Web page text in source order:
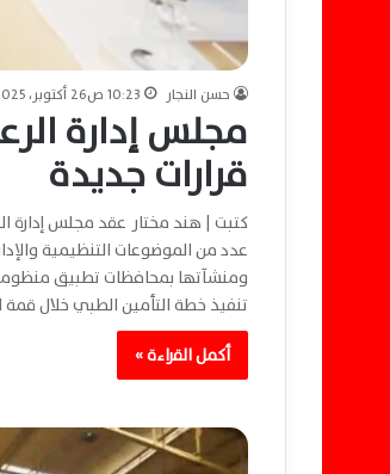
حسن النجار 10:23 ص26 أكتوبر، 2025
مجلس إدارة
قرارات جديدة
عدد من الموضوعات التنظيمية
ومنشآتها بمحافظات تطبيق
تنفيذ خطة التأمين الطبي خلال قمة
أكمل القراءة »